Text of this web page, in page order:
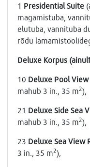
1 Presidential Suite
magamistuba,
elutuba, vannituba
rõdu
Deluxe Korpus
10 Deluxe Pool View
mahub 3 in., 35 m2),
21 Deluxe Side Sea
mahub 3 in., 35 m2),
23 Deluxe Sea View
3 in., 35 m2),